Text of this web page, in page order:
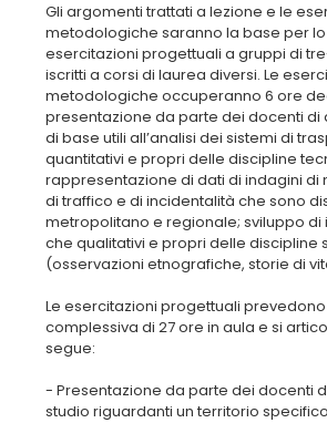
Gli argomenti trattati a lezione e le
metodologiche saranno la base per
esercitazioni progettuali a gruppi di
iscritti a corsi di laurea diversi. Le
metodologiche occuperanno 6 ore
presentazione da parte dei docenti di
di base utili all’analisi dei sistemi di
quantitativi e propri delle discipline
rappresentazione di dati di indagini di
di traffico e di incidentalità che sono
metropolitano e regionale; sviluppo di
che qualitativi e propri delle discipline
(osservazioni etnografiche, storie di
Le esercitazioni progettuali prevedono
complessiva di 27 ore in aula e si
segue:
- Presentazione da parte dei docenti
studio riguardanti un territorio